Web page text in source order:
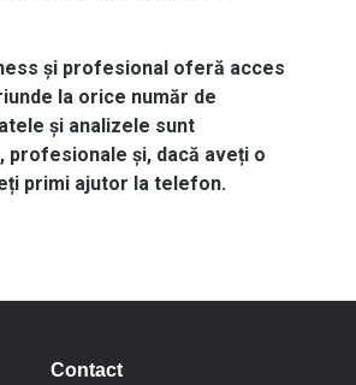
și profesional oferă acces
la orice număr de
și analizele sunt
, profesionale și, dacă aveți o
primi ajutor la telefon.
Contact